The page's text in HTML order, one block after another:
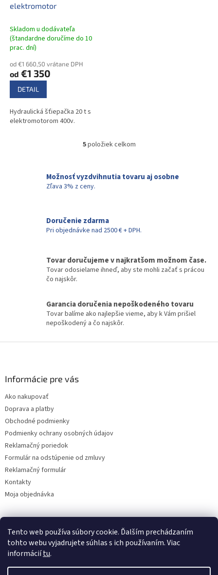
Tento web používa súbory cookie. Ďalším prechádzaním
tohto webu vyjadrujete súhlas s ich používaním. Viac
informáciítu.
elektromotor
Skladom u dodávateľa
(štandardne doručíme do 10
prac. dní)
od €1 660,50 vrátane DPH
od €1 350
DETAIL
Hydraulická šťiepačka 20 t s
elektromotorom 400v.
O
á
e
p
k
y
i
s
u
5položiek celkom
Možnosť vyzdvihnutia tovaru aj osobne
Zľava 3% z ceny.
Doručenie zdarma
Pri objednávke nad 2500 € + DPH.
Tovar doručujeme v najkratšom možnom čase.
Tovar odosielame ihneď, aby ste mohli začať s prácou
čo najskôr.
Garancia doručenia nepoškodeného tovaru
Tovar balíme ako najlepšie vieme, aby k Vám prišiel
nepoškodený a čo najskôr.
Informácie pre vás
Ako nakupovať
Doprava a platby
Obchodné podmienky
Podmienky ochrany osobných údajov
Reklamačný poriedok
Formulár na odstúpenie od zmluvy
Reklamačný formulár
Kontakty
Moja objednávka
Reklamácie